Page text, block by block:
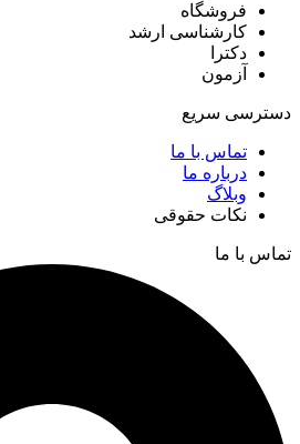
فروشگاه
کارشناسی ارشد
دکترا
آزمون
دسترسی سریع
تماس با ما
درباره ما
وبلاگ
نکات حقوقی
تماس با ما